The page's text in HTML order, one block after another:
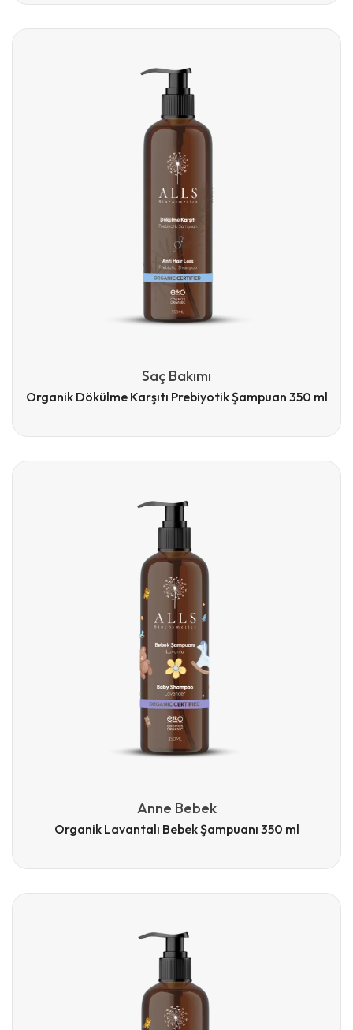
Saç Bakımı
Organik Dökülme Karşıtı Prebiyotik Şampuan 350 ml
Anne Bebek
Organik Lavantalı Bebek Şampuanı 350 ml